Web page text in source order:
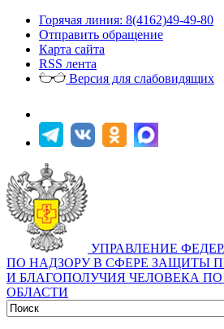
Горячая линия: 8(4162)49-49-80
Отправить обращение
Карта сайта
RSS лента
Версия для слабовидящих
УПРАВЛЕНИЕ
ПО НАДЗОРУ В СФЕРЕ ЗАЩИТЫ
И БЛАГОПОЛУЧИЯ ЧЕЛОВЕКА
ОБЛАСТИ